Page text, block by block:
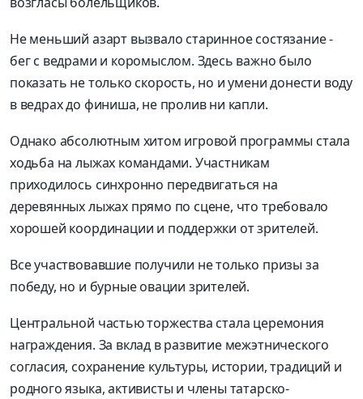
Не меньший азарт вызвало старинное состязание -
бег с ведрами и коромыслом. Здесь важно было
показать не только скорость, но и умени донести воду
в ведрах до финиша, не пролив ни капли.
Однако абсолютным хитом игровой программы стала
ходьба на лыжах командами. Участникам
приходилось синхронно передвигаться на
деревянных лыжах прямо по сцене, что требовало
хорошей координации и поддержки от зрителей.
Все участвовавшие получили не только призы за
победу, но и бурные овации зрителей.
Центральной частью торжества стала церемония
награждения. За вклад в развитие межэтнического
согласия, сохранение культуры, истории, традиций и
родного языка, активисты и члены татарско-